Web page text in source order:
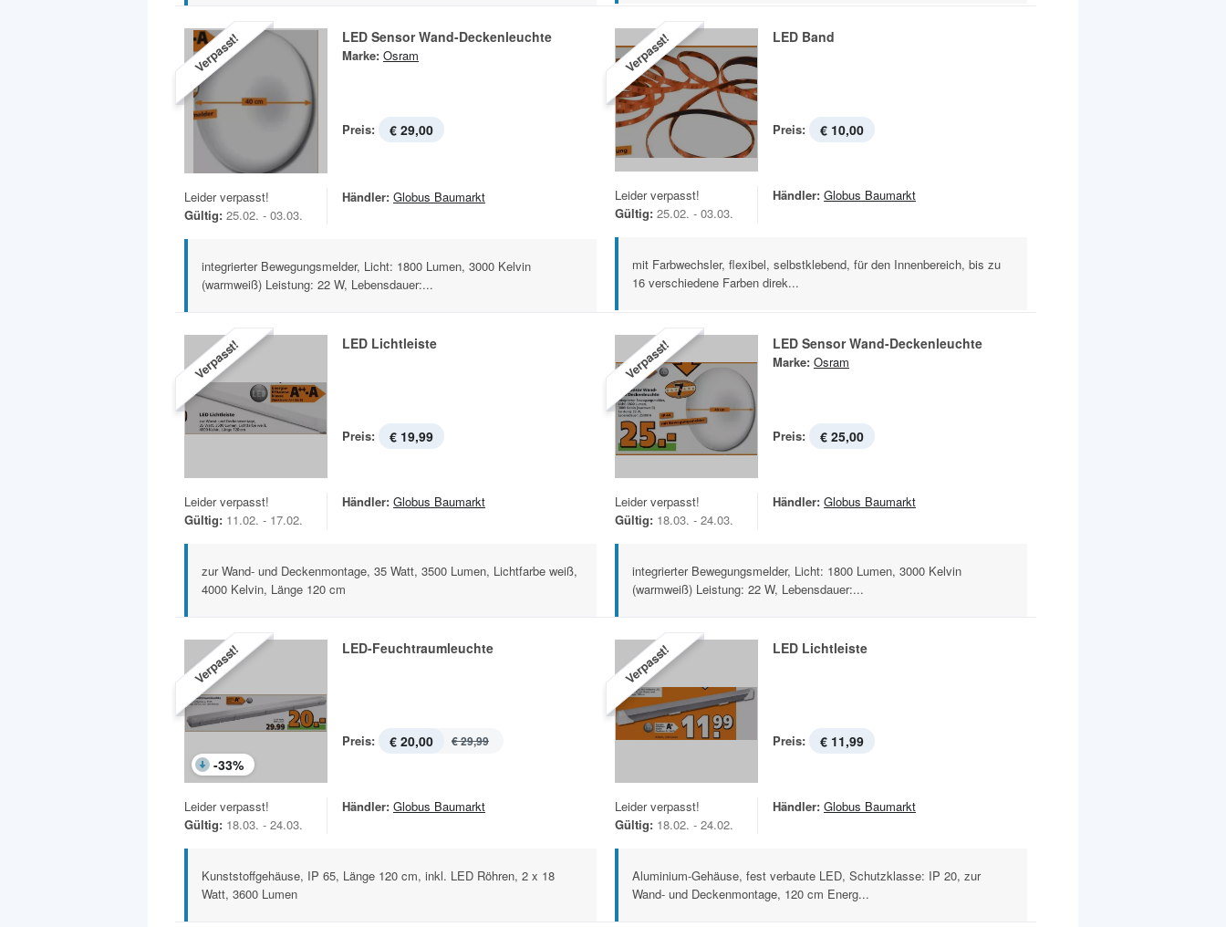
Verpasst! LED Sensor Wand-Deckenleuchte
Marke: Osram
Preis: € 29,00
Leider verpasst!
Gültig: 25.02. - 03.03.
Händler: Globus Baumarkt
integrierter Bewegungsmelder, Licht: 1800 Lumen, 3000 Kelvin
(warmweiß) Leistung: 22 W, Lebensdauer:...
Verpasst! LED Band
Preis: € 10,00
Leider verpasst!
Gültig: 25.02. - 03.03.
Händler: Globus Baumarkt
mit Farbwechsler, flexibel, selbstklebend, für den Innenbereich, bis zu
16 verschiedene Farben direk...
Verpasst! LED Lichtleiste
Preis: € 19,99
Leider verpasst!
Gültig: 11.02. - 17.02.
Händler: Globus Baumarkt
zur Wand- und Deckenmontage, 35 Watt, 3500 Lumen, Lichtfarbe weiß,
4000 Kelvin, Länge 120 cm
Verpasst! LED Sensor Wand-Deckenleuchte
Marke: Osram
Preis: € 25,00
Leider verpasst!
Gültig: 18.03. - 24.03.
Händler: Globus Baumarkt
integrierter Bewegungsmelder, Licht: 1800 Lumen, 3000 Kelvin
(warmweiß) Leistung: 22 W, Lebensdauer:...
Verpasst!
-33%
LED-Feuchtraumleuchte
Preis: € 20,00 € 29,99
Leider verpasst!
Gültig: 18.03. - 24.03.
Händler: Globus Baumarkt
Kunststoffgehäuse, IP 65, Länge 120 cm, inkl. LED Röhren, 2 x 18
Watt, 3600 Lumen
Verpasst! LED Lichtleiste
Preis: € 11,99
Leider verpasst!
Gültig: 18.02. - 24.02.
Händler: Globus Baumarkt
Aluminium-Gehäuse, fest verbaute LED, Schutzklasse: IP 20, zur
Wand- und Deckenmontage, 120 cm Energ...